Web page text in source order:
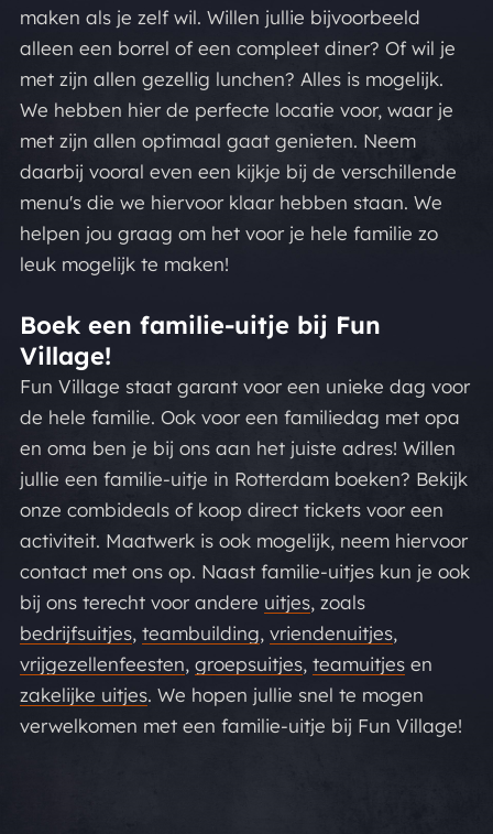
maken als je zelf wil. Willen jullie bijvoorbeeld
alleen een borrel of een compleet diner? Of wil je
met zijn allen gezellig lunchen? Alles is mogelijk.
We hebben hier de perfecte locatie voor, waar je
met zijn allen optimaal gaat genieten. Neem
daarbij vooral even een kijkje bij de verschillende
menu's die we hiervoor klaar hebben staan. We
helpen jou graag om het voor je hele familie zo
leuk mogelijk te maken!
Boek een familie-uitje bij Fun
Village!
Fun Village staat garant voor een unieke dag voor
de hele familie. Ook voor een familiedag met opa
en oma ben je bij ons aan het juiste adres! Willen
jullie een familie-uitje in Rotterdam boeken? Bekijk
onze combideals of koop direct tickets voor een
activiteit. Maatwerk is ook mogelijk, neem hiervoor
contact met ons op. Naast familie-uitjes kun je ook
bij ons terecht voor andere uitjes, zoals
bedrijfsuitjes, teambuilding, vriendenuitjes,
vrijgezellenfeesten, groepsuitjes, teamuitjes en
zakelijke uitjes. We hopen jullie snel te mogen
verwelkomen met een familie-uitje bij Fun Village!